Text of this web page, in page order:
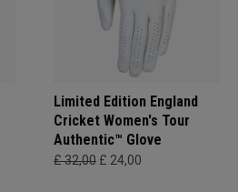
Limited Edition England
Cricket Women's Tour
Authentic™ Glove
£ 32,00 £ 24,00